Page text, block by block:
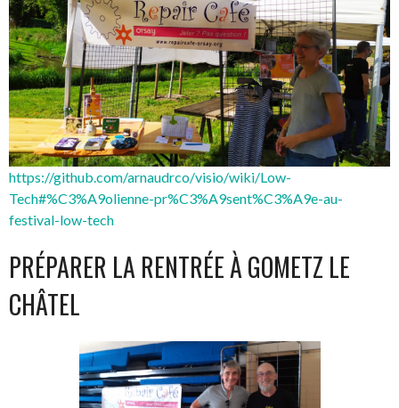
https://github.com/arnaudrco/visio/wiki/Low-
Tech#%C3%A9olienne-pr%C3%A9sent%C3%A9e-au-
festival-low-tech
PRÉPARER LA RENTRÉE À GOMETZ LE
CHÂTEL